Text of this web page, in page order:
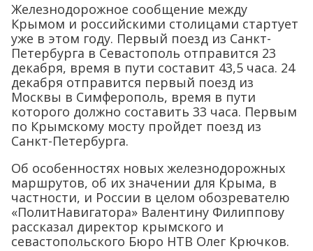
Железнодорожное сообщение между
Крымом и российскими столицами стартует
уже в этом году. Первый поезд из Санкт-
Петербурга в Севастополь отправится 23
декабря, время в пути составит 43,5 часа. 24
декабря отправится первый поезд из
Москвы в Симферополь, время в пути
которого должно составить 33 часа. Первым
по Крымскому мосту пройдет поезд из
Санкт-Петербурга.
Об особенностях новых железнодорожных
маршрутов, об их значении для Крыма, в
частности, и России в целом обозревателю
«ПолитНавигатора» Валентину Филиппову
рассказал директор крымского и
севастопольского Бюро НТВ Олег Крючков.